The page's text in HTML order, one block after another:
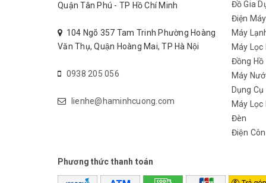
Quận Tân Phú - TP Hồ Chí Minh
104 Ngõ 357 Tam Trinh Phường Hoàng
Văn Thụ, Quận Hoàng Mai, TP Hà Nội
0938 205 056
lienhe@haminhcuong.com
Đồ Gia
Điện Máy
Máy
Máy Lọc
Đồng
Máy
Dụng
Máy Lọc
Đèn
Điện
Phương thức thanh toán